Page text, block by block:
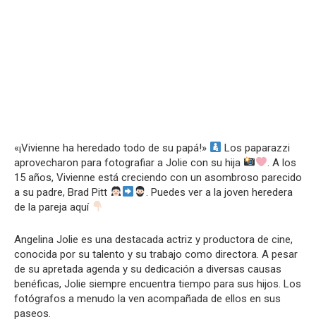
«¡Vivienne ha heredado todo de su papá!»
Los paparazzi
aprovecharon para fotografiar a Jolie con su hija
. A los
15 años, Vivienne está creciendo con un asombroso parecido
a su padre, Brad Pitt
. Puedes ver a la joven heredera
de la pareja aquí
Angelina Jolie es una destacada actriz y productora de cine,
conocida por su talento y su trabajo como directora. A pesar
de su apretada agenda y su dedicación a diversas causas
benéficas, Jolie siempre encuentra tiempo para sus hijos. Los
fotógrafos a menudo la ven acompañada de ellos en sus
paseos.